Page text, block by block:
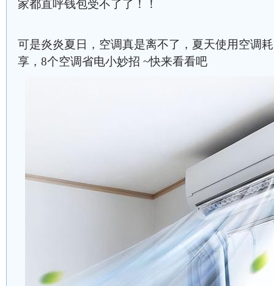
家都直呼钱包受不了了！！
可是炎炎夏日，空调真是离不了，夏天使用空调
享，8个空调省电小妙招 ~快来看看吧